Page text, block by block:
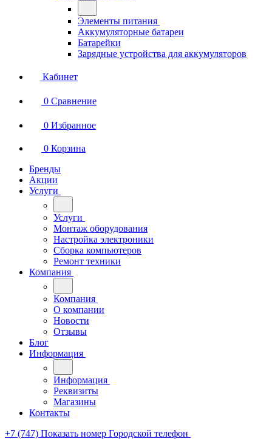
Элементы питания
Аккумуляторные батареи
Батарейки
Зарядные устройства для аккумуляторов
Кабинет
0 Сравнение
0 Избранное
0 Корзина
Бренды
Акции
Услуги
Услуги
Монтаж оборудования
Настройка электроники
Сборка компьютеров
Ремонт техники
Компания
Компания
О компании
Новости
Отзывы
Блог
Информация
Информация
Реквизиты
Магазины
Контакты
+7 (747) Показать номер Городской телефон